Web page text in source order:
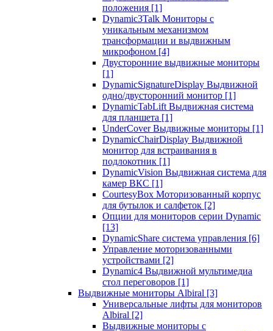
положения [1]
Dynamic3Talk Мониторы с
уникальным механизмом
трансформации и выдвижным
микрофоном [4]
Двусторонние выдвижные мониторы
[1]
DynamicSignatureDisplay Выдвижной
одно/двусторонний монитор [1]
DynamicTabLift Выдвижная система
для планшета [1]
UnderCover Выдвижные мониторы [1]
DynamicChairDisplay Выдвижной
монитор для встраивания в
подлокотник [1]
DynamicVision Выдвижная система для
камер ВКС [1]
CourtesyBox Моторизованный корпус
для бутылок и салфеток [2]
Опции для мониторов серии Dynamic
[13]
DynamicShare система управления [6]
Управление моторизованными
устройствами [2]
Dynamic4 Выдвижной мультимедиа
стол переговоров [1]
Выдвижные мониторы Albiral [3]
Универсальные лифты для мониторов
Albiral [2]
Выдвижные мониторы с